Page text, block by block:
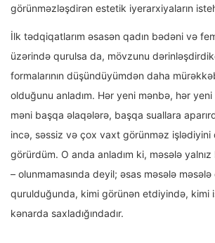
görünməzləşdirən estetik iyerarxiyaların
İlk tədqiqatlarım əsasən qadın bədəni və
üzərində qurulsa da, mövzunu
formalarının düşündüyümdən daha
olduğunu anladım. Hər yeni mənbə, hər
məni başqa əlaqələrə, başqa suallara
incə, səssiz və çox vaxt görünməz işlədiyini
görürdüm. O anda anladım ki, məsələ
– olunmamasında deyil; əsas məsələ
qurulduğunda, kimi görünən etdiyində, kimi
kənarda saxladığındadır.